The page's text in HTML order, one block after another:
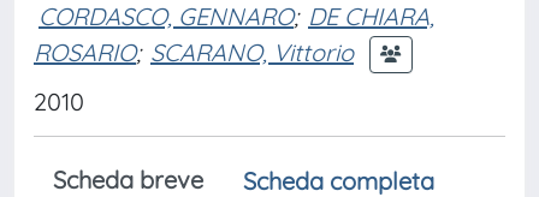
CORDASCO, GENNARO; DE CHIARA,
ROSARIO; SCARANO, Vittorio
2010
Scheda breve
Scheda completa